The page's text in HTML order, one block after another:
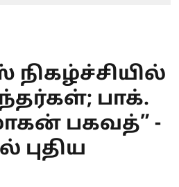
பாக்.
பகவத்” -
புதிய